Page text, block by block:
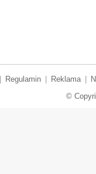
Regulamin Reklama
©